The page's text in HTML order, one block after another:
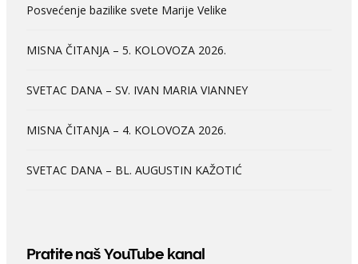
Posvećenje bazilike svete Marije Velike
MISNA ČITANJA – 5. KOLOVOZA 2026.
SVETAC DANA – SV. IVAN MARIA VIANNEY
MISNA ČITANJA – 4. KOLOVOZA 2026.
SVETAC DANA – BL. AUGUSTIN KAŽOTIĆ
Pratite naš YouTube kanal